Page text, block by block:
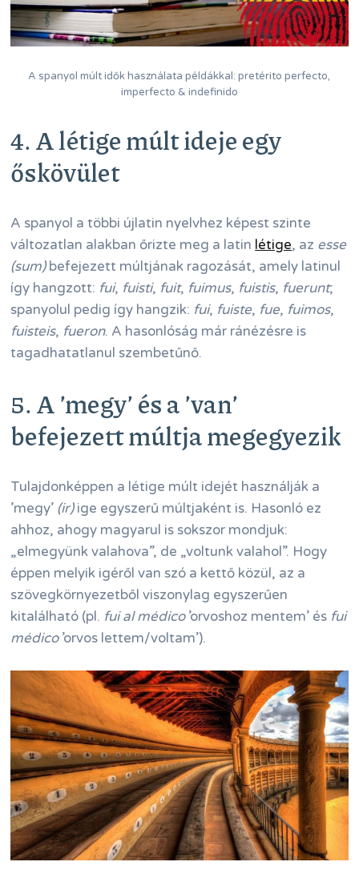
A spanyol múlt idők használata példákkal: pretérito perfecto,
imperfecto & indefinido
4. A létige múlt ideje egy
őskövület
A spanyol a többi újlatin nyelvhez képest szinte
változatlan alakban őrizte meg a latin létige, az esse
(sum)befejezett múltjának ragozását, amely latinul
így hangzott: fui, fuisti, fuit, fuimus, fuistis, fuerunt;
spanyolul pedig így hangzik: fui, fuiste, fue, fuimos,
fuisteis, fueron. A hasonlóság már ránézésre is
tagadhatatlanul szembetűnő.
5. A ’megy’ és a ’van’
befejezett múltja megegyezik
Tulajdonképpen a létige múlt idejét használják a
’megy’ (ir)ige egyszerű múltjaként is. Hasonló ez
ahhoz, ahogy magyarul is sokszor mondjuk:
„elmegyünk valahova”, de „voltunk valahol”. Hogy
éppen melyik igéről van szó a kettő közül, az a
szövegkörnyezetből viszonylag egyszerűen
kitalálható (pl. fui al médico’orvoshoz mentem’ és fui
médico’orvos lettem/voltam’).